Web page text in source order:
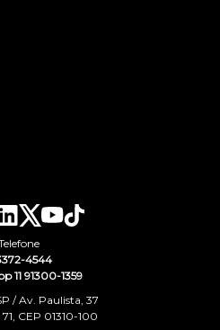
4544
11 91300-1359
/ Av. Paulista, 37
CEP 01310-100